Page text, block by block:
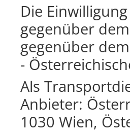
Die
gegenüber
gegenüber
-
Als
Anbieter:
1030 Wien,